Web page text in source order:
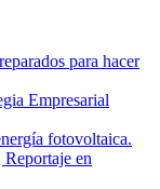
para hacer
Empresarial
fotovoltaica.
en